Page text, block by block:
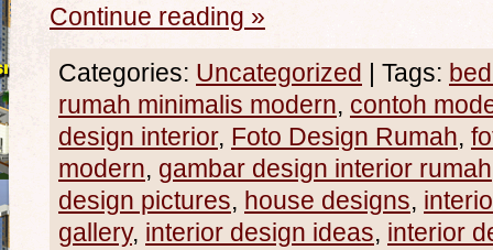
Continue reading »
Categories: Uncategorized | Tags:
rumah minimalis modern, contoh
design interior, Foto Design Rumah,
modern, gambar design interior rumah
design pictures, house designs,
gallery, interior design ideas, interior